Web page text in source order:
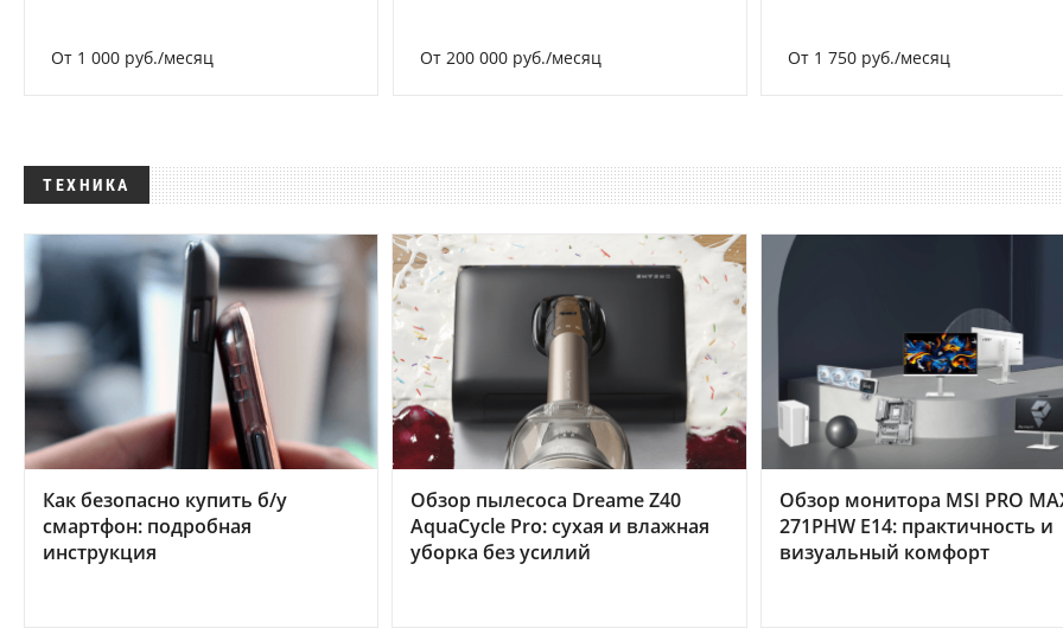
От 1 000 руб./месяц От 200 000 руб./месяц От 1 750 руб./месяц
ТЕХНИКА
Как безопасно купить б/у
смартфон: подробная
инструкция
Обзор пылесоса Dreame Z40
AquaCycle Pro: сухая и влажная
уборка без усилий
Обзор монитора MSI PRO
271PHW E14: практичность и
визуальный комфорт